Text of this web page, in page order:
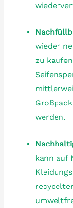
wieder
zu
werden.
kann auf